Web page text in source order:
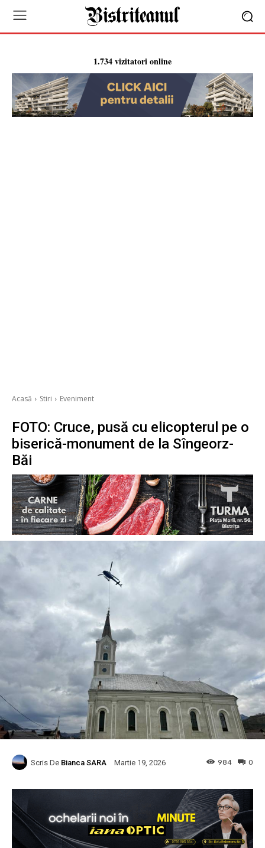
1.734 vizitatori online
Acasă Stiri Eveniment
FOTO: Cruce, pusă cu elicopterul pe o
biserică-monument de la Sîngeorz-
Băi
Scris De Bianca SARA Martie 19, 2026 0
984